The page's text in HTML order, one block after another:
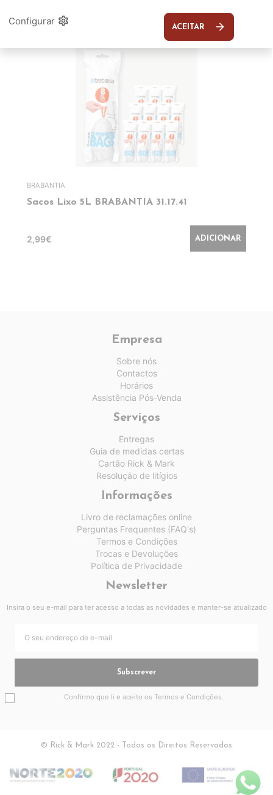
BRABANTIA
Sacos Lixo 5L BRABANTIA 31.17.41
2,99€ ADICIONAR
Empresa
Sobre nós
Contactos
Horários
Assistência Pós-Venda
Serviços
Entregas
Guia de medidas certas
Cartão Rick & Mark
Resolução de litígios
Informações
Livro de reclamações online
Perguntas Frequentes (FAQ's)
Termos e Condições
Trocas e Devoluções
Política de Privacidade
Newsletter
Insira o seu e-mail para ter acesso a todas as novidades e manter-se atualizado
Subscrever
Confirmo que li e aceito os Termos e Condições.
© Rick & Mark 2022 - Todos os Direitos Reservados
Configurar settings ACEITAR arrow_forward